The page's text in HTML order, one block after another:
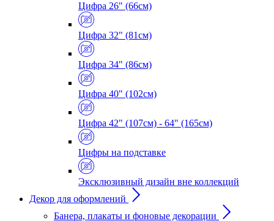
Цифра 26" (66см)
Цифра 32" (81см)
Цифра 34" (86см)
Цифра 40" (102см)
Цифра 42" (107см) - 64" (165см)
Цифры на подставке
Эксклюзивный дизайн вне коллекций
Декор для оформлений
Банера, плакаты и фоновые декорации